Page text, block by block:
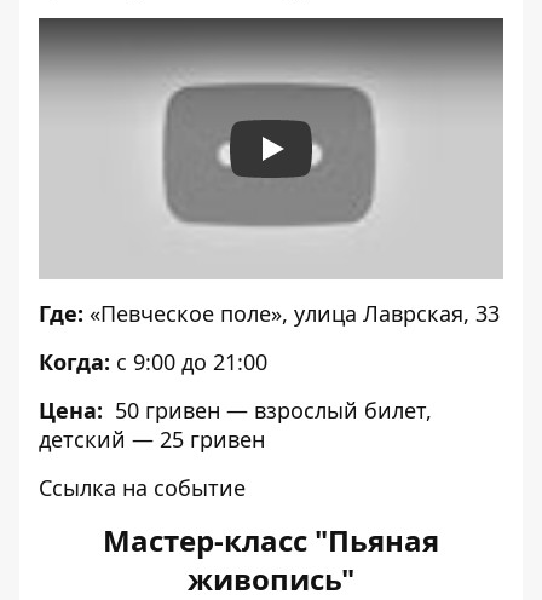
Play
Где: «Певческое поле», улица Лаврская, 33
Когда: с 9:00 до 21:00
Цена: 50 гривен — взрослый билет,
детский — 25 гривен
Ссылка на событие
Мастер-класс "Пьяная
живопись"